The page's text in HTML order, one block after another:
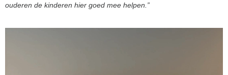
ouderen de kinderen hier goed mee helpen.”